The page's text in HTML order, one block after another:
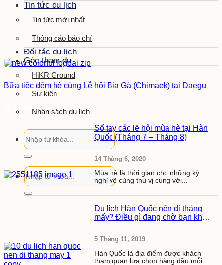
Tin tức du lịch
Tin tức mới nhất
Thông cáo báo chí
Đối tác du lịch
Góc tham dự
HiKR Ground
Sự kiện
Nhận sách du lịch
Bữa tiệc đêm hè cùng Lễ hội Bia Gà (Chimaek) tại Daegu
Sổ tay các lễ hội mùa hè tại Hàn
Quốc (Tháng 7 – Tháng 8)
14 Tháng 6, 2020
Mùa hè là thời gian cho những kỳ
nghỉ vô cùng thú vị cùng với...
Du lịch Hàn Quốc nên đi tháng
mấy? Điều gì đang chờ bạn khám
5 Tháng 11, 2019
Hàn Quốc là địa điểm được khách
tham quan lựa chọn hàng đầu mỗi